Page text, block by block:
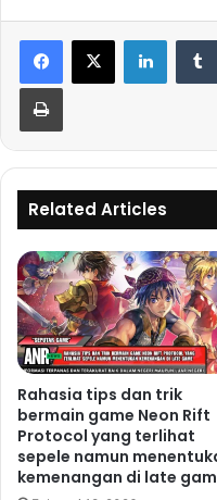
Related Articles
Rahasia tips dan trik
bermain game Neon Rift
Protocol yang terlihat
sepele namun
kemenangan di late